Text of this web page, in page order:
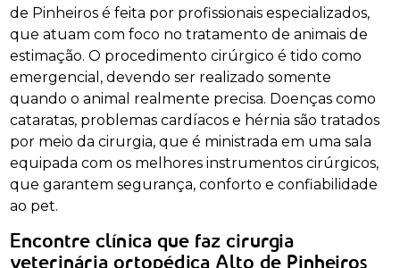
de Pinheiros é feita por profissionais especializados,
que atuam com foco no tratamento de animais de
estimação. O procedimento cirúrgico é tido como
emergencial, devendo ser realizado somente
quando o animal realmente precisa. Doenças como
cataratas, problemas cardíacos e hérnia são tratados
por meio da cirurgia, que é ministrada em uma sala
equipada com os melhores instrumentos cirúrgicos,
que garantem segurança, conforto e confiabilidade
ao pet.
Encontre clínica que faz cirurgia
veterinária ortopédica Alto de Pinheiros